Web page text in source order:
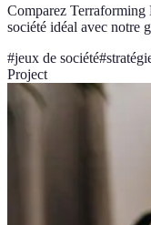
Comparez Terraforming
société idéal avec notre
#jeux de société#
Project